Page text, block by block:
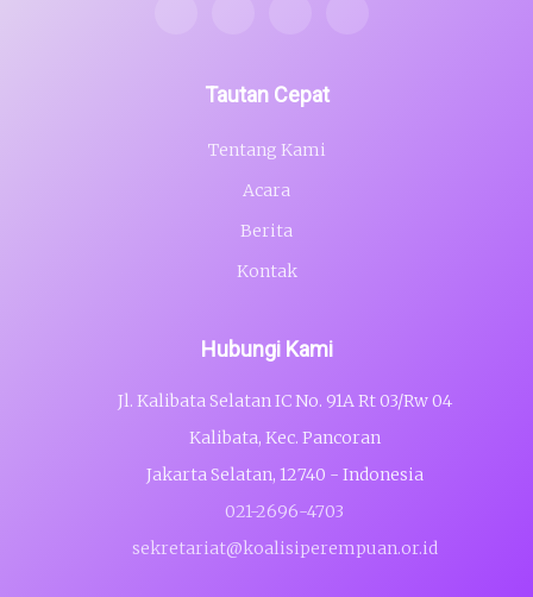
Tautan Cepat
Tentang Kami
Acara
Berita
Kontak
Hubungi Kami
Jl. Kalibata Selatan IC No. 91A Rt 03/Rw 04
Kalibata, Kec. Pancoran
Jakarta Selatan, 12740 - Indonesia
021-2696-4703
sekretariat@koalisiperempuan.or.id